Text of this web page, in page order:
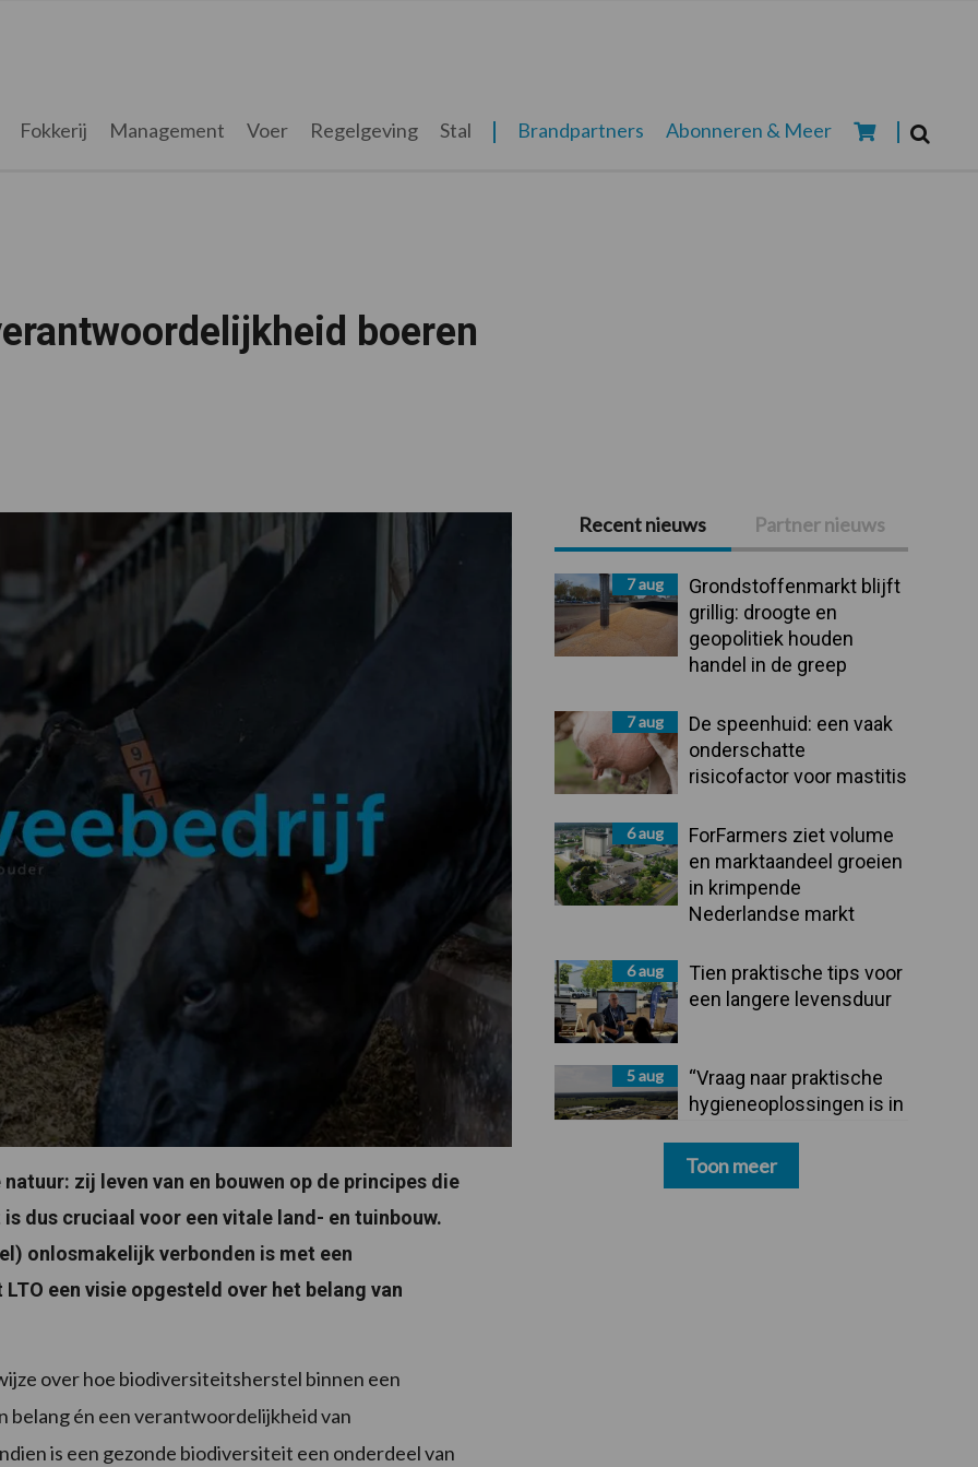
Fokkerij Management Voer Regelgeving Stal Brandpartners Abonneren & Meer
boeren
zij leven van en bouwen op de principes die
dus cruciaal voor een vitale land- en tuinbouw.
onlosmakelijk verbonden is met een
een visie opgesteld over het belang van
over hoe biodiversiteitsherstel binnen een
én een verantwoordelijkheid van
is een gezonde biodiversiteit een onderdeel van
Primaire
Sidebar
Recent nieuws Partner nieuws
7 aug
Grondstoffenmarkt blijft
grillig: droogte en
geopolitiek houden
handel in de greep
7 aug
De speenhuid: een vaak
onderschatte
risicofactor voor mastitis
6 aug
ForFarmers ziet volume
en marktaandeel groeien
in krimpende
Nederlandse markt
6 aug
Tien praktische tips voor
een langere levensduur
5 aug
“Vraag naar praktische
hygieneoplossingen is in
Toon meer